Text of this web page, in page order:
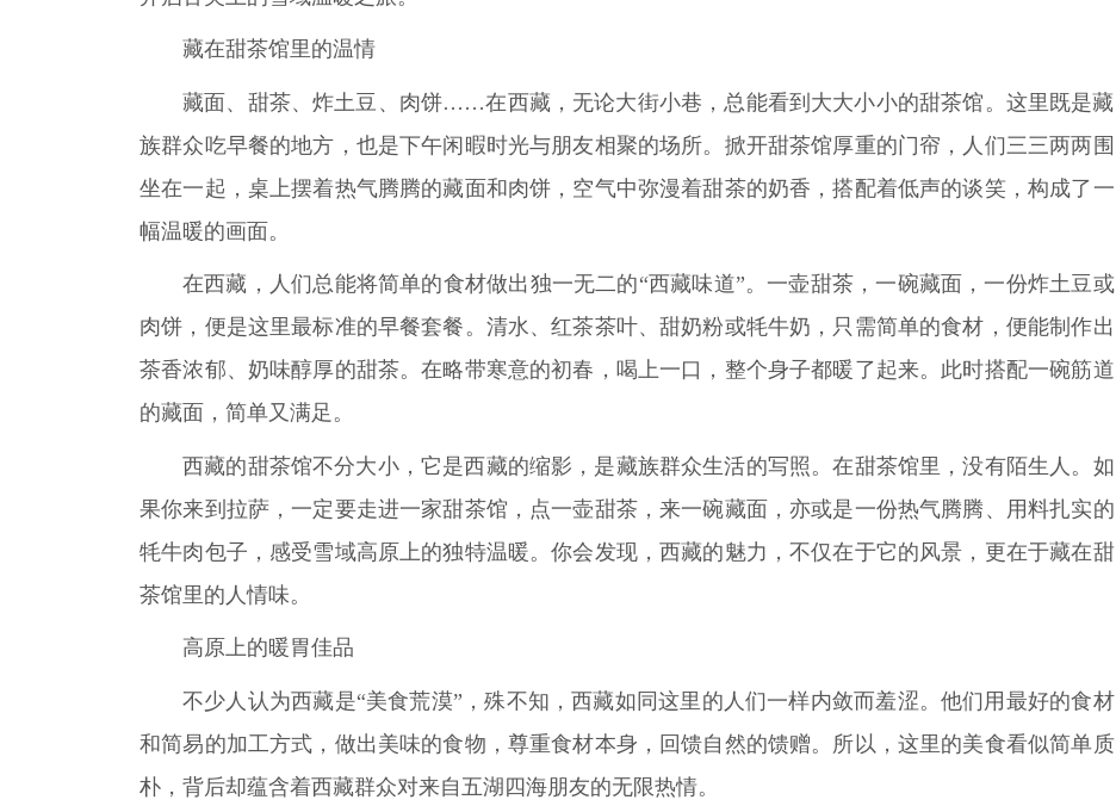
藏在甜茶馆里的温情
藏面、甜茶、炸土豆、肉饼……在西藏，无论大街小巷，总能看到大大小小的甜茶馆。这里既是藏
族群众吃早餐的地方，也是下午闲暇时光与朋友相聚的场所。掀开甜茶馆厚重的门帘，人们三三两两围
坐在一起，桌上摆着热气腾腾的藏面和肉饼，空气中弥漫着甜茶的奶香，搭配着低声的谈笑，构成了一
幅温暖的画面。
在西藏，人们总能将简单的食材做出独一无二的“西藏味道”。一壶甜茶，一碗藏面，一份炸土豆或
肉饼，便是这里最标准的早餐套餐。清水、红茶茶叶、甜奶粉或牦牛奶，只需简单的食材，便能制作出
茶香浓郁、奶味醇厚的甜茶。在略带寒意的初春，喝上一口，整个身子都暖了起来。此时搭配一碗筋道
的藏面，简单又满足。
西藏的甜茶馆不分大小，它是西藏的缩影，是藏族群众生活的写照。在甜茶馆里，没有陌生人。如
果你来到拉萨，一定要走进一家甜茶馆，点一壶甜茶，来一碗藏面，亦或是一份热气腾腾、用料扎实的
牦牛肉包子，感受雪域高原上的独特温暖。你会发现，西藏的魅力，不仅在于它的风景，更在于藏在甜
茶馆里的人情味。
高原上的暖胃佳品
不少人认为西藏是“美食荒漠”，殊不知，西藏如同这里的人们一样内敛而羞涩。他们用最好的食材
和简易的加工方式，做出美味的食物，尊重食材本身，回馈自然的馈赠。所以，这里的美食看似简单质
朴，背后却蕴含着西藏群众对来自五湖四海朋友的无限热情。